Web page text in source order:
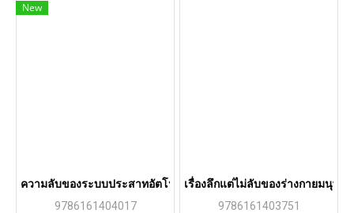
New
ความลับของระบบประสาทอัตโนมัติ / ศาสตราจารย์ ฮิโรยูกิ โคบายา
9786161404017
เรื่องลึกแต่ไม่ลับของร่างกายมนุษ
9786161403751